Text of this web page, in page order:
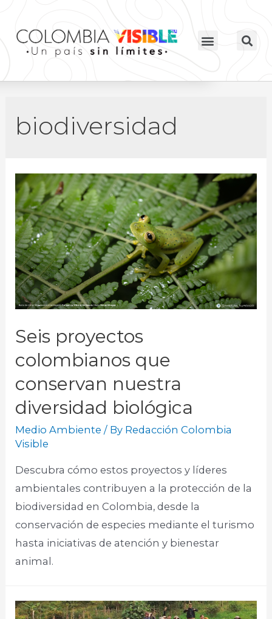
biodiversidad
Seis proyectos
colombianos que
conservan nuestra
diversidad biológica
Medio Ambiente / By Redacción Colombia
Visible
Descubra cómo estos proyectos y líderes
ambientales contribuyen a la protección de la
biodiversidad en Colombia, desde la
conservación de especies mediante el turismo
hasta iniciativas de atención y bienestar
animal.​